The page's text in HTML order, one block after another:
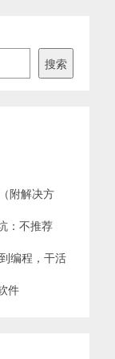
搜索
附解决方
：不推荐
编程，干活
件